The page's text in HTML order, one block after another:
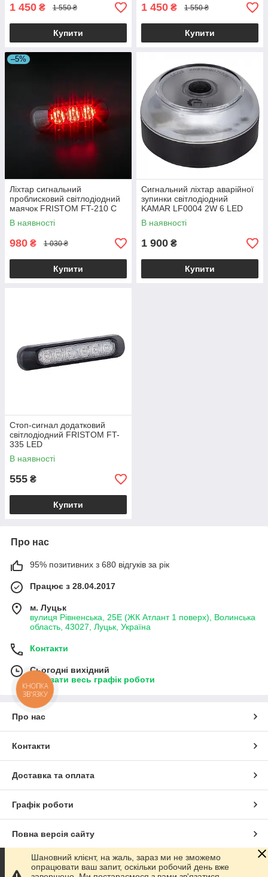
1 450 ₴ 1 550 ₴
Купити
1 450 ₴ 1 550 ₴
Купити
–5%
Ліхтар сигнальний
проблисковий світлодіодний
маячок FRISTOM FT-210 C
LED червоний
В наявності
980 ₴ 1 030 ₴
Купити
Сигнальний ліхтар аварійної
зупинки світлодіодний
KAMAR LF0004 2W 6 LED
V16 DGT
В наявності
1 900 ₴
Купити
Стоп-сигнал додатковий
світлодіодний FRISTOM FT-
335 LED
В наявності
555 ₴
Купити
Про нас
95% позитивних з 680 відгуків за рік
Працює з 28.04.2017
м. Луцьк
вулиця Рівненська, 25Е (ЖК Атлант 1 поверх), Волинська
область, 43027, Луцьк, Україна
Контакти
Сьогодні вихідний
Показати весь графік роботи
Про нас
Контакти
Доставка та оплата
Графік роботи
Повна версія сайту
Сайт створено на маркетплейсіProm.ua
Шановний клієнт, на жаль, зараз ми не зможемо
опрацювати ваш запит, оскільки робочий день вже
КНОПКА
ЗВ'ЯЗКУ